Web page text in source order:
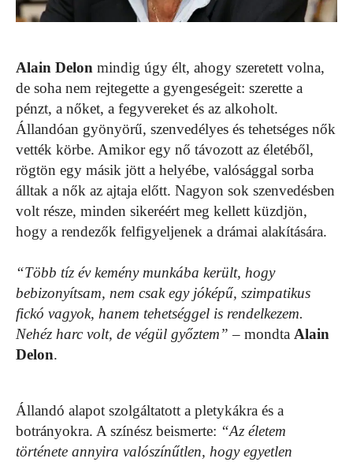
Alain Delon mindig úgy élt, ahogy szeretett volna,
de soha nem rejtegette a gyengeségeit: szerette a
pénzt, a nőket, a fegyvereket és az alkoholt.
Állandóan gyönyörű, szenvedélyes és tehetséges nők
vették körbe. Amikor egy nő távozott az életéből,
rögtön egy másik jött a helyébe, valósággal sorba
álltak a nők az ajtaja előtt. Nagyon sok szenvedésben
volt része, minden sikeréért meg kellett küzdjön,
hogy a rendezők felfigyeljenek a drámai alakítására.
“Több tíz év kemény munkába került, hogy
bebizonyítsam, nem csak egy jóképű, szimpatikus
fickó vagyok, hanem tehetséggel is rendelkezem.
Nehéz harc volt, de végül győztem” – mondta Alain
Delon.
Állandó alapot szolgáltatott a pletykákra és a
botrányokra. A színész beismerte: “Az életem
története annyira valószínűtlen, hogy egyetlen